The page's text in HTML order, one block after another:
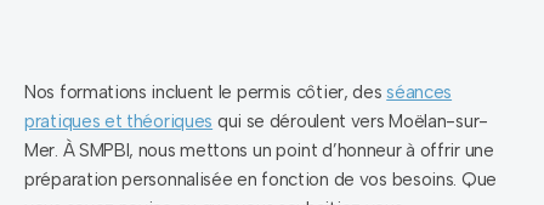
Nos formations incluent le permis côtier, des séances
pratiques et théoriques qui se déroulent vers Moëlan-sur-
Mer. À SMPBI, nous mettons un point d’honneur à offrir une
préparation personnalisée en fonction de vos besoins. Que